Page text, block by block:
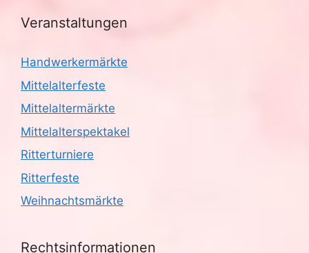
Veranstaltungen
Handwerkermärkte
Mittelalterfeste
Mittelaltermärkte
Mittelalterspektakel
Ritterturniere
Ritterfeste
Weihnachtsmärkte
Rechtsinformationen